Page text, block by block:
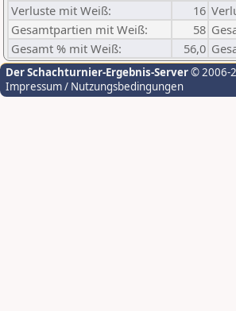
Verluste mit Weiß:
16
Gesamtpartien mit Weiß:
58
Gesamt % mit Weiß:
56,0
Der Schachturnier-Ergebnis-Server© 2006-
Impressum / Nutzungsbedingungen